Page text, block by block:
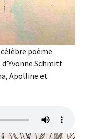
poème
Schmitt
Apolline et